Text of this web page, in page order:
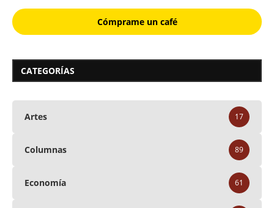
Cómprame un café
CATEGORÍAS
Artes 17
Columnas 89
Economía 61